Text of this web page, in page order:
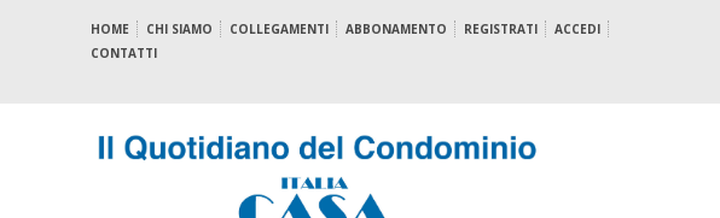
HOME CHI SIAMO COLLEGAMENTI ABBONAMENTO REGISTRATI
ACCEDI
CONTATTI